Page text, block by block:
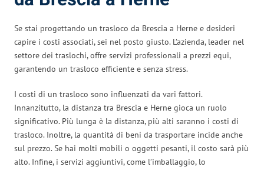
Se stai progettando un trasloco da Brescia a Herne e desideri
capire i costi associati, sei nel posto giusto. L’azienda, leader nel
settore dei traslochi, offre servizi professionali a prezzi equi,
garantendo un trasloco efficiente e senza stress.
I costi di un trasloco sono influenzati da vari fattori.
Innanzitutto, la distanza tra Brescia e Herne gioca un ruolo
significativo. Più lunga è la distanza, più alti saranno i costi di
trasloco. Inoltre, la quantità di beni da trasportare incide anche
sul prezzo. Se hai molti mobili o oggetti pesanti, il costo sarà più
alto. Infine, i servizi aggiuntivi, come l’imballaggio, lo